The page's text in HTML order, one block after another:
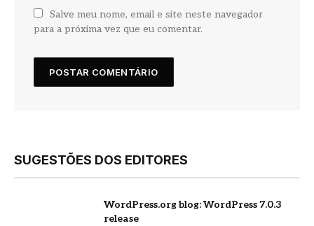
Salve meu nome, email e site neste navegador
para a próxima vez que eu comentar.
SUGESTÕES DOS EDITORES
WordPress.org blog: WordPress 7.0.3
release